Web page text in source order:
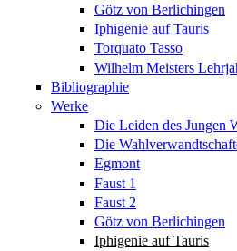
Götz von Berlichingen
Iphigenie auf Tauris
Torquato Tasso
Wilhelm Meisters
Bibliographie
Werke
Die Leiden des Jungen
Die
Egmont
Faust 1
Faust 2
Götz von Berlichingen
Iphigenie auf Tauris